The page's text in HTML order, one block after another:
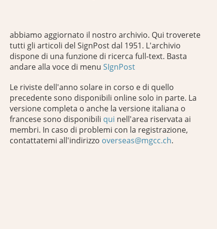
abbiamo aggiornato il nostro archivio. Qui troverete
tutti gli articoli del SignPost dal 1951. L'archivio
dispone di una funzione di ricerca full-text. Basta
andare alla voce di menu SIgnPost
Le riviste dell'anno solare in corso e di quello
precedente sono disponibili online solo in parte. La
versione completa o anche la versione italiana o
francese sono disponibili qui nell'area riservata ai
membri. In caso di problemi con la registrazione,
contattatemi all'indirizzo overseas@mgcc.ch.